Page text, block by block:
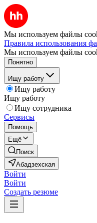
Мы используем файлы
Правила использования
Мы используем файлы
Понятно
Ищу работу
Ищу работу
Ищу работу
Ищу сотрудника
Сервисы
Помощь
Ещё
Поиск
Абадзехская
Войти
Войти
Создать резюме